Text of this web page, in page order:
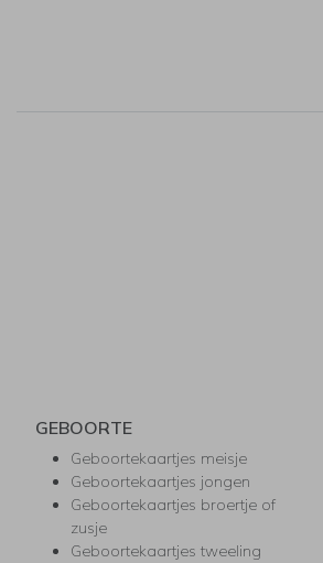
GEBOORTE
Geboortekaartjes meisje
Geboortekaartjes jongen
Geboortekaartjes broertje of
zusje
Geboortekaartjes tweeling